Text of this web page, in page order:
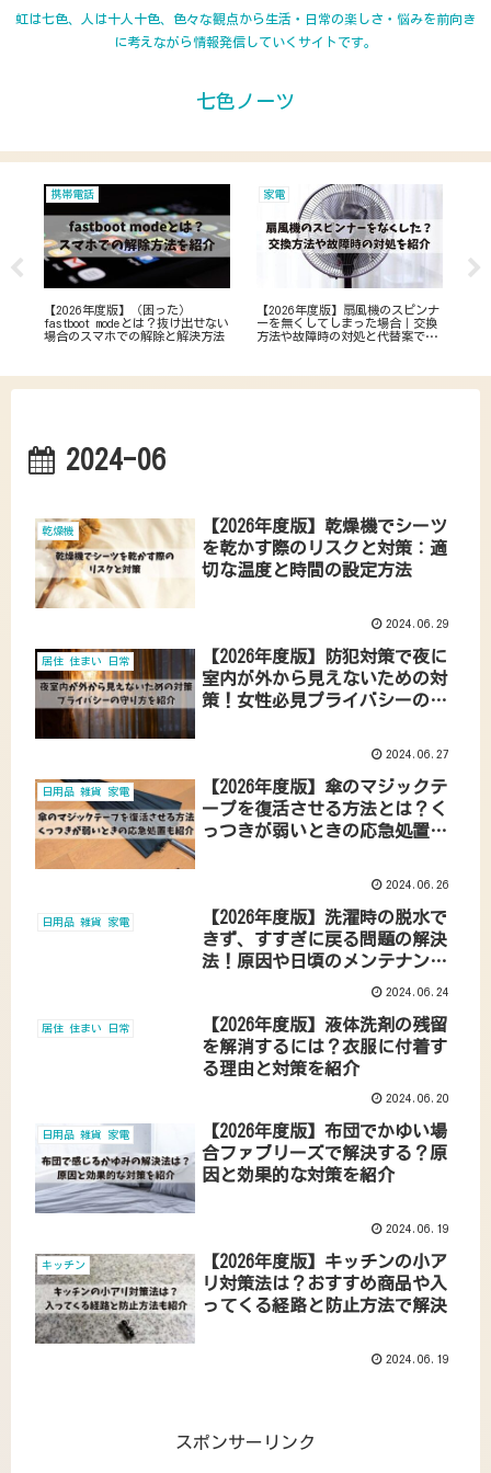
虹は七色、人は十人十色、色々な観点から生活・日常の楽しさ・悩みを前向き
に考えながら情報発信していくサイトです。
七色ノーツ
携帯電話
【2026年度版】（困った）
fastboot modeとは？抜け出せない
場合のスマホでの解除と解決方法
家電
【2026年度版】扇風機のスピンナ
ーを無くしてしまった場合｜交換
方法や故障時の対処と代替案で解
2024-06
乾燥機
【2026年度版】乾燥機でシーツ
を乾かす際のリスクと対策：適
切な温度と時間の設定方法
2024.06.29
居住 住まい 日常
【2026年度版】防犯対策で夜に
室内が外から見えないための対
策！女性必見プライバシーの守
2024.06.27
日用品 雑貨 家電
【2026年度版】傘のマジックテ
ープを復活させる方法とは？く
っつきが弱いときの応急処置で
2024.06.26
日用品 雑貨 家電
【2026年度版】洗濯時の脱水で
きず、すすぎに戻る問題の解決
法！原因や日頃のメンテナンス
についての対処法も解説2024.06.24
居住 住まい 日常
【2026年度版】液体洗剤の残留
を解消するには？衣服に付着す
る理由と対策を紹介
2024.06.20
日用品 雑貨 家電
【2026年度版】布団でかゆい場
合ファブリーズで解決する？原
因と効果的な対策を紹介
2024.06.19
キッチン
【2026年度版】キッチンの小ア
リ対策法は？おすすめ商品や入
ってくる経路と防止方法で解決
2024.06.19
スポンサーリンク